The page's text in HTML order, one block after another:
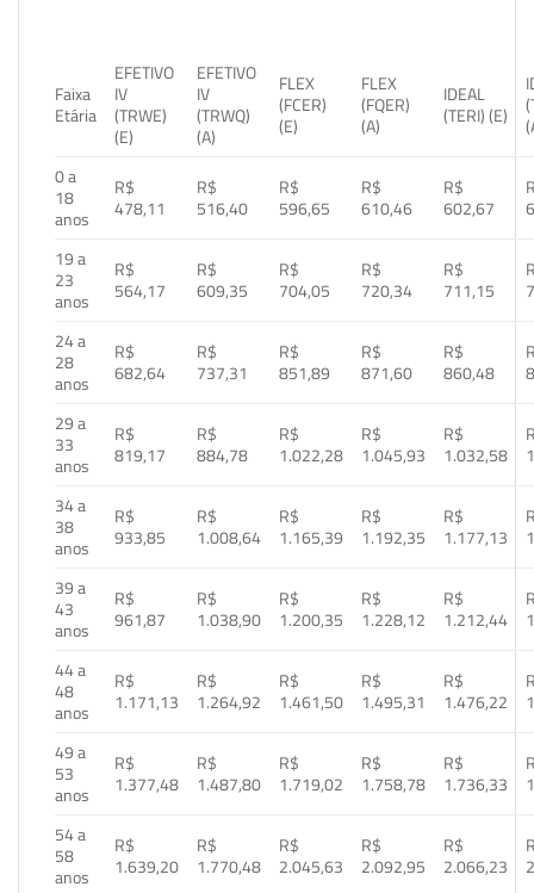
Faixa
Etária
EFETIVO
IV
(TRWE)
(E)
EFETIVO
IV
(TRWQ)
(A)
FLEX
(FCER)
(E)
FLEX
(FQER)
(A)
IDEAL
(TERI) (E)
0 a
18
anos
R$
478,11
R$
516,40
R$
596,65
R$
610,46
R$
602,67
19 a
23
anos
R$
564,17
R$
609,35
R$
704,05
R$
720,34
R$
711,15
24 a
28
anos
R$
682,64
R$
737,31
R$
851,89
R$
871,60
R$
860,48
29 a
33
anos
R$
819,17
R$
884,78
R$
1.022,28
R$
1.045,93
R$
1.032,58
34 a
38
anos
R$
933,85
R$
1.008,64
R$
1.165,39
R$
1.192,35
R$
1.177,13
39 a
43
anos
R$
961,87
R$
1.038,90
R$
1.200,35
R$
1.228,12
R$
1.212,44
44 a
48
anos
R$
1.171,13
R$
1.264,92
R$
1.461,50
R$
1.495,31
R$
1.476,22
49 a
53
anos
R$
1.377,48
R$
1.487,80
R$
1.719,02
R$
1.758,78
R$
1.736,33
54 a
58
anos
R$
1.639,20
R$
1.770,48
R$
2.045,63
R$
2.092,95
R$
2.066,23